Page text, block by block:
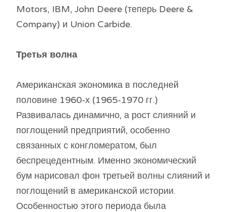
Motors, IBM, John Deere (теперь Deere &
Company) и Union Carbide.
Третья волна
Американская экономика в последней
половине 1960-х (1965-1970 гг.)
Развивалась динамично, а рост слияний и
поглощений предприятий, особенно
связанных с конгломератом, был
беспрецедентным. Именно экономический
бум нарисовал фон третьей волны слияний и
поглощений в американской истории.
Особенностью этого периода была